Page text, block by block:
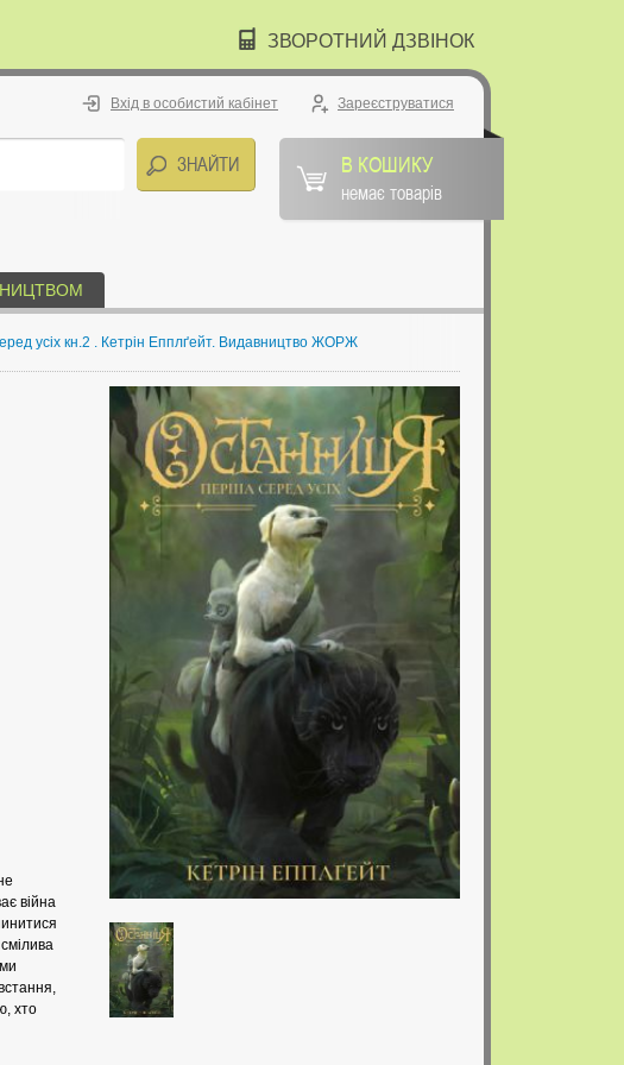
ЗВОРОТНИЙ ДЗВІНОК
Вхід в особистий кабінет Зареєструватися
В КОШИКУ
немає товарів
усіх кн.2 . Кетрін Епплґейт. Видавництво ЖОРЖ
війна
хто